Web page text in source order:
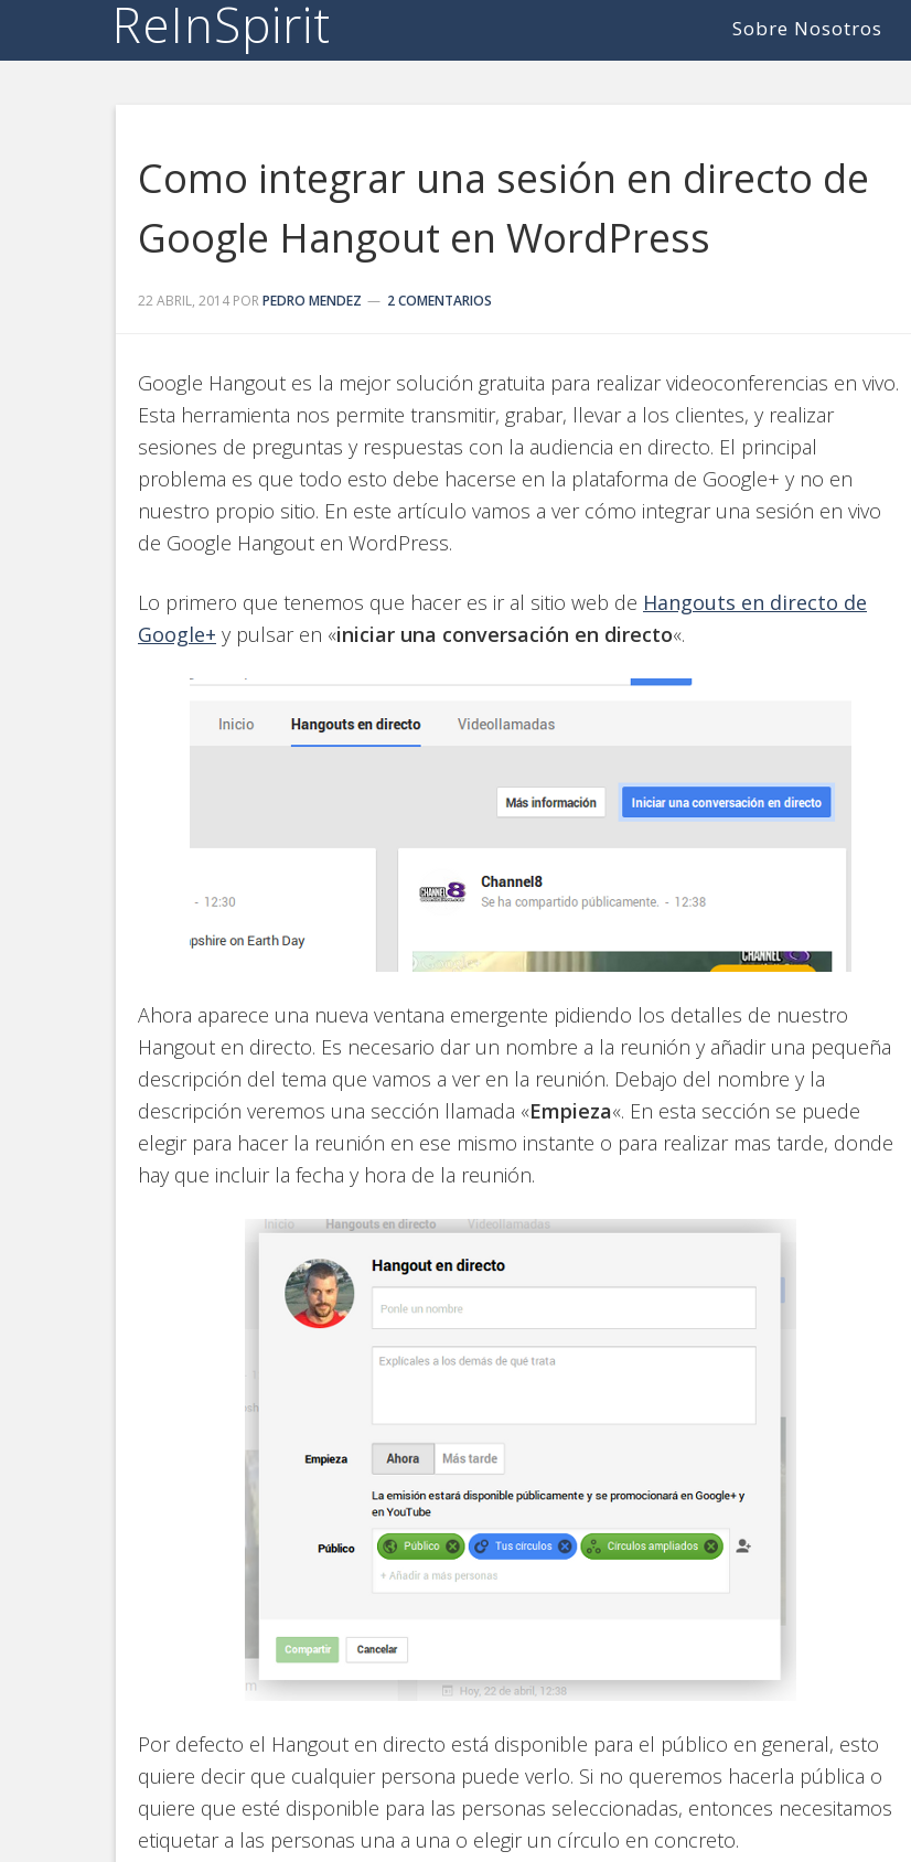
ReInSpirit Sobre Nosotros
Como integrar una sesión en directo de
Google Hangout en WordPress
22 ABRIL, 2014 PORPEDRO MENDEZ 2 COMENTARIOS
Google Hangout es la mejor solución gratuita para realizar videoconferencias en vivo.
Esta herramienta nos permite transmitir, grabar, llevar a los clientes, y realizar
sesiones de preguntas y respuestas con la audiencia en directo. El principal
problema es que todo esto debe hacerse en la plataforma de Google+ y no en
nuestro propio sitio. En este artículo vamos a ver cómo integrar una sesión en vivo
de Google Hangout en WordPress.
Lo primero que tenemos que hacer es ir al sitio web de Hangouts en directo de
Google+ y pulsar en «iniciar una conversación en directo«.
Ahora aparece una nueva ventana emergente pidiendo los detalles de nuestro
Hangout en directo. Es necesario dar un nombre a la reunión y añadir una pequeña
descripción del tema que vamos a ver en la reunión. Debajo del nombre y la
descripción veremos una sección llamada «Empieza«. En esta sección se puede
elegir para hacer la reunión en ese mismo instante o para realizar mas tarde, donde
hay que incluir la fecha y hora de la reunión.
Por defecto el Hangout en directo está disponible para el público en general, esto
quiere decir que cualquier persona puede verlo. Si no queremos hacerla pública o
quiere que esté disponible para las personas seleccionadas, entonces necesitamos
etiquetar a las personas una a una o elegir un círculo en concreto.